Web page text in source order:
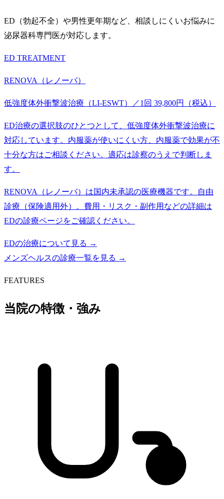
ED（勃起不全）や男性更年期など、相談しにくいお悩みに
泌尿器科専門医が対応します。
ED TREATMENT
RENOVA（レノーバ）
低強度体外衝撃波治療（LI-ESWT）／1回 39,800円（税込）
ED治療の選択肢のひとつとして、低強度体外衝撃波治療に
対応しています。内服薬が使いにくい方、内服薬で効果が不
十分な方はご相談ください。適応は診察のうえで判断しま
す。
RENOVA（レノーバ）は国内未承認の医療機器です。自由
診療（保険適用外）。費用・リスク・副作用などの詳細は
EDの診療ページをご確認ください。
EDの治療について見る →
メンズヘルスの診療一覧を見る →
FEATURES
当院の特徴・強み